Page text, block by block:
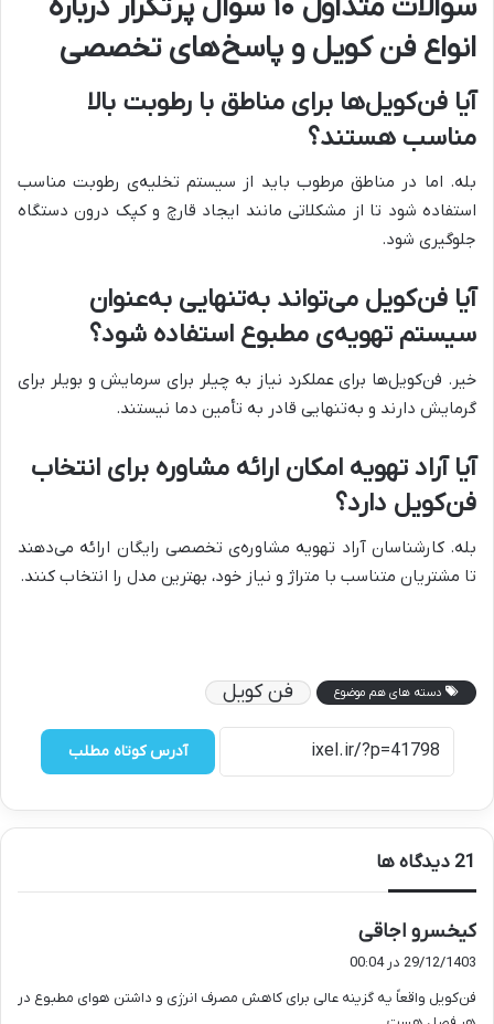
سوالات متداول ۱۰ سوال پرتکرار درباره
انواع فن کویل و پاسخ‌های تخصصی
آیا فن‌کویل‌ها برای مناطق با رطوبت بالا
مناسب هستند؟
بله. اما در مناطق مرطوب باید از سیستم تخلیه‌ی رطوبت مناسب
استفاده شود تا از مشکلاتی مانند ایجاد قارچ و کپک درون دستگاه
جلوگیری شود.
آیا فن‌کویل می‌تواند به‌تنهایی به‌عنوان
سیستم تهویه‌ی مطبوع استفاده شود؟
خیر. فن‌کویل‌ها برای عملکرد نیاز به چیلر برای سرمایش و بویلر برای
گرمایش دارند و به‌تنهایی قادر به تأمین دما نیستند.
آیا آراد تهویه امکان ارائه مشاوره برای انتخاب
فن‌کویل دارد؟
بله. کارشناسان آراد تهویه مشاوره‌ی تخصصی رایگان ارائه می‌دهند
تا مشتریان متناسب با متراژ و نیاز خود، بهترین مدل را انتخاب کنند.
دسته های هم موضوع فن کویل
آدرس کوتاه مطلب
‫21 دیدگاه ها
کیخسرو اجاقی
ف
:
29/12/1403 در 00:04
فن‌کویل واقعاً یه گزینه عالی برای کاهش مصرف انرژی و داشتن هوای مطبوع در